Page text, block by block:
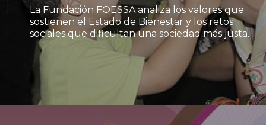
La Fundación FOESSA analiza los valores que
sostienen el Estado de Bienestar y los retos
sociales que dificultan una sociedad más justa.